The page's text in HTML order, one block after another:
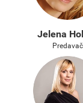
Jelena
Predavač